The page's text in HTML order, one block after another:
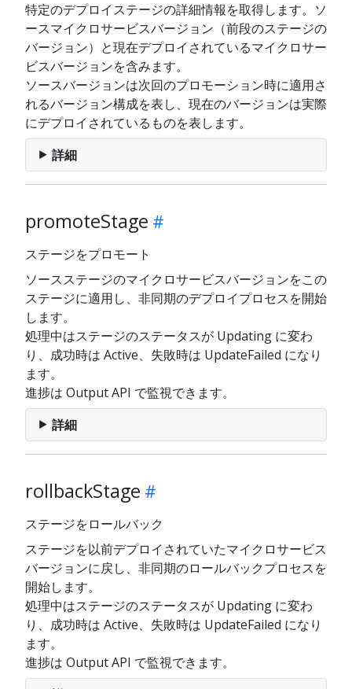
特定のデプロイステージの詳細情報を取得します。ソ
ースマイクロサービスバージョン（前段のステージの
バージョン）と現在デプロイされているマイクロサー
ビスバージョンを含みます。
ソースバージョンは次回のプロモーション時に適用さ
れるバージョン構成を表し、現在のバージョンは実際
にデプロイされているものを表します。
詳細
promoteStage
ステージをプロモート
ソースステージのマイクロサービスバージョンをこの
ステージに適用し、非同期のデプロイプロセスを開始
します。
処理中はステージのステータスが Updating に変わ
り、成功時は Active、失敗時は UpdateFailed になり
ます。
進捗は Output API で監視できます。
詳細
rollbackStage
ステージをロールバック
ステージを以前デプロイされていたマイクロサービス
バージョンに戻し、非同期のロールバックプロセスを
開始します。
処理中はステージのステータスが Updating に変わ
り、成功時は Active、失敗時は UpdateFailed になり
ます。
進捗は Output API で監視できます。